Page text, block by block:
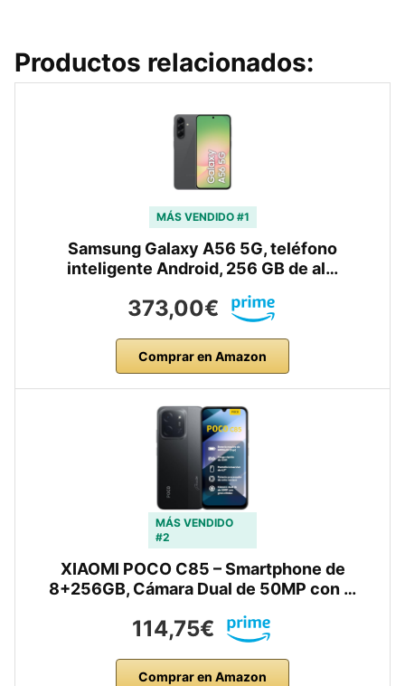
Productos relacionados:
MÁS VENDIDO #1
Samsung Galaxy A56 5G, teléfono
inteligente Android, 256 GB de al…
373,00€
Comprar en Amazon
MÁS VENDIDO
#2
XIAOMI POCO C85 – Smartphone de
8+256GB, Cámara Dual de 50MP con …
114,75€
Comprar en Amazon